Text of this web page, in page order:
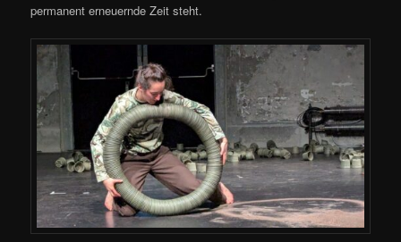
permanent erneuernde Zeit steht.